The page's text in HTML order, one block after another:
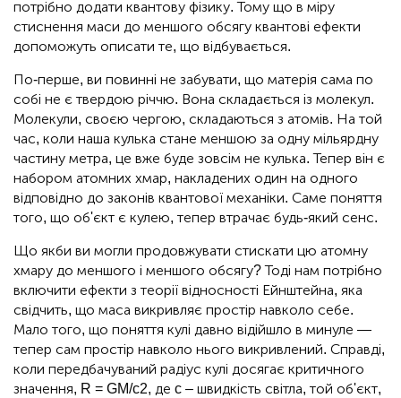
потрібно додати квантову фізику. Тому що в міру
стиснення маси до меншого обсягу квантові ефекти
допоможуть описати те, що відбувається.
По-перше, ви повинні не забувати, що матерія сама по
собі не є твердою річчю. Вона складається із молекул.
Молекули, своєю чергою, складаються з атомів. На той
час, коли наша кулька стане меншою за одну мільярдну
частину метра, це вже буде зовсім не кулька. Тепер він є
набором атомних хмар, накладених один на одного
відповідно до законів квантової механіки. Саме поняття
того, що об'єкт є кулею, тепер втрачає будь-який сенс.
Що якби ви могли продовжувати стискати цю атомну
хмару до меншого і меншого обсягу? Тоді нам потрібно
включити ефекти з теорії відносності Ейнштейна, яка
свідчить, що маса викривляє простір навколо себе.
Мало того, що поняття кулі давно відійшло в минуле —
тепер сам простір навколо нього викривлений. Справді,
коли передбачуваний радіус кулі досягає критичного
значення, R = GM/c2, де c – швидкість світла, той об'єкт,